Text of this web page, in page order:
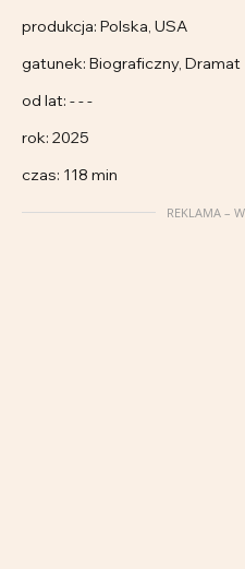
produkcja: Polska, USA
gatunek: Biograficzny, Dramat
od lat: - - -
rok: 2025
czas: 118 min
REKLAMA –